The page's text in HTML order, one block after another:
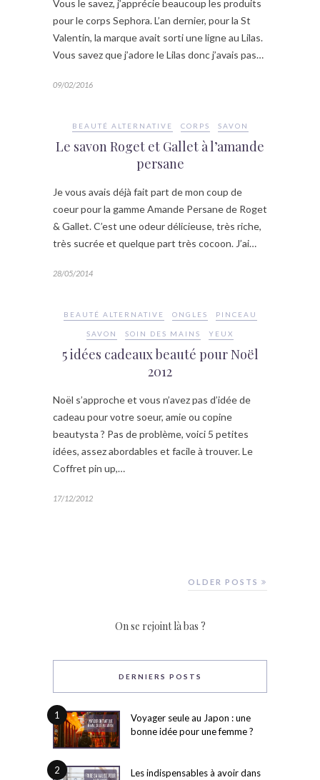
Vous le savez, j’apprécie beaucoup les produits
pour le corps Sephora. L’an dernier, pour la St
Valentin, la marque avait sorti une ligne au Lilas.
Vous savez que j’adore le Lilas donc j’avais pas…
09/02/2016
BEAUTÉ ALTERNATIVE CORPS SAVON
Le savon Roget et Gallet à l’amande
persane
Je vous avais déjà fait part de mon coup de
coeur pour la gamme Amande Persane de Roget
& Gallet. C’est une odeur délicieuse, très riche,
très sucrée et quelque part très cocoon. J’ai…
28/05/2014
BEAUTÉ ALTERNATIVE ONGLES PINCEAU
SAVON SOIN DES MAINS YEUX
5 idées cadeaux beauté pour Noël
2012
Noël s’approche et vous n’avez pas d’idée de
cadeau pour votre soeur, amie ou copine
beautysta ? Pas de problème, voici 5 petites
idées, assez abordables et facile à trouver. Le
Coffret pin up,…
17/12/2012
OLDER POSTS
On se rejoint là bas ?
DERNIERS POSTS
1
Voyager seule au Japon : une
bonne idée pour une femme ?
2
Les indispensables à avoir dans